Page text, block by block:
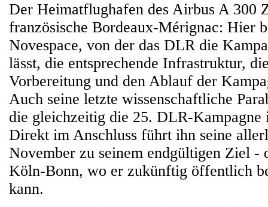
Der Heimatflughafen des Airbus A 300
französische Bordeaux-Mérignac: Hier
Novespace, von der das DLR die
lässt, die entsprechende Infrastruktur,
Vorbereitung und den Ablauf der
Auch seine letzte wissenschaftliche
die gleichzeitig die 25. DLR-Kampagne
Direkt im Anschluss führt ihn seine
November zu seinem endgültigen Ziel -
Köln-Bonn, wo er zukünftig öffentlich
kann.